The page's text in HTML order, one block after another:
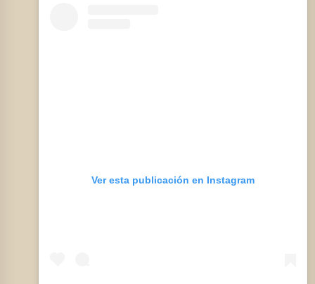
Ver esta publicación en Instagram